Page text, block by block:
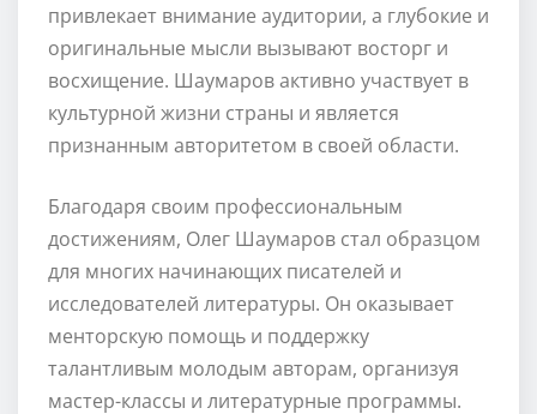
привлекает внимание аудитории, а глубокие и
оригинальные мысли вызывают восторг и
восхищение. Шаумаров активно участвует в
культурной жизни страны и является
признанным авторитетом в своей области.
Благодаря своим профессиональным
достижениям, Олег Шаумаров стал образцом
для многих начинающих писателей и
исследователей литературы. Он оказывает
менторскую помощь и поддержку
талантливым молодым авторам, организуя
мастер-классы и литературные программы.